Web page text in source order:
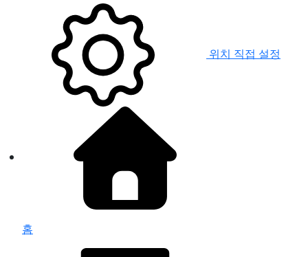
위치 직접 설정
홈